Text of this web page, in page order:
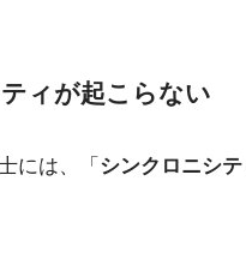
ィが起こらない
には、「 シンクロニシテ